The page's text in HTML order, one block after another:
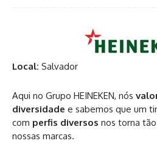
Local: Salvador
Aqui no Grupo HEINEKEN, nós
diversidade e sabemos que um
com perfis diversos nos torna
nossas marcas.